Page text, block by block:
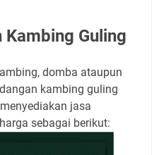
Guling
domba ataupun
kambing guling
jasa
sebagai berikut: